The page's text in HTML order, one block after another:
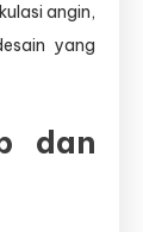
angin,
yang
dan